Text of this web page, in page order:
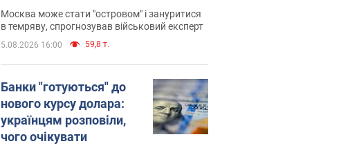
Москва може стати "островом" і зануритися
в темряву, спрогнозував військовий експерт
5.08.2026 16:00 59,8 т.
Банки "готуються" до
нового курсу долара:
українцям розповіли,
чого очікувати